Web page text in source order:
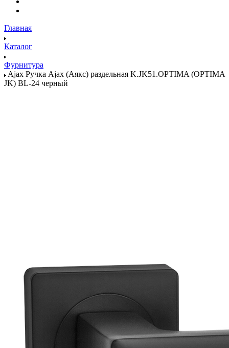
Главная
Каталог
Фурнитура
Ajax Ручка Ajax (Аякс) раздельная K.JK51.OPTIMA (OPTIMA
JK) BL-24 черный